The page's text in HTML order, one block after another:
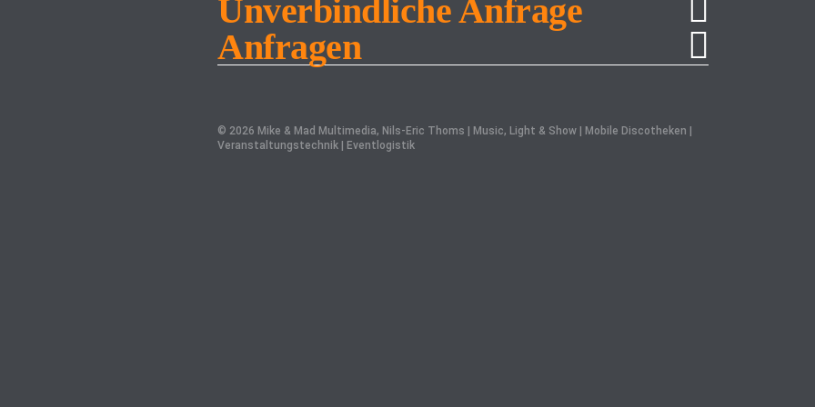
Unverbindliche Anfrage
Anfragen
© 2026 Mike & Mad Multimedia, Nils-Eric Thoms | Music, Light & Show | Mobile Discotheken |
Veranstaltungstechnik | Eventlogistik